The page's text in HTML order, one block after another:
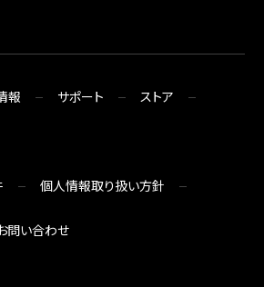
報 サポート ストア
個人情報取り扱い方針
問い合わせ